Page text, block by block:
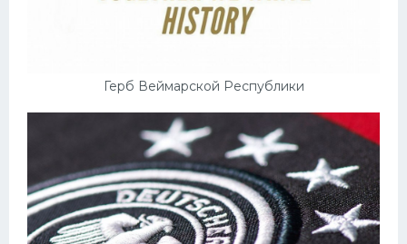
Герб Веймарской Республики